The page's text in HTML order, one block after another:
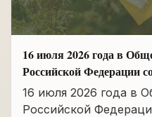
16 июля 2026 года в
Российской Федерации
«Сохранение памяти о
самопожертвования и
16 июля 2026 года в
Российской